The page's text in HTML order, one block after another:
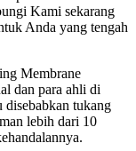
Kami sekarang
Anda yang tengah
Membrane
dan para ahli di
disebabkan tukang
lebih dari 10